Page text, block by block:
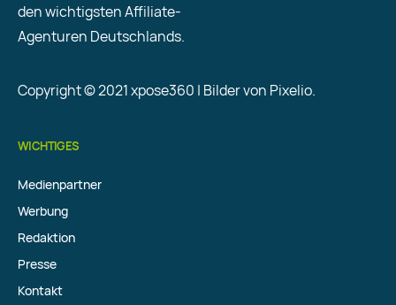
den wichtigsten Affiliate-
Agenturen Deutschlands.
Copyright © 2021 xpose360 | Bilder von Pixelio.
WICHTIGES
Medienpartner
Werbung
Redaktion
Presse
Kontakt